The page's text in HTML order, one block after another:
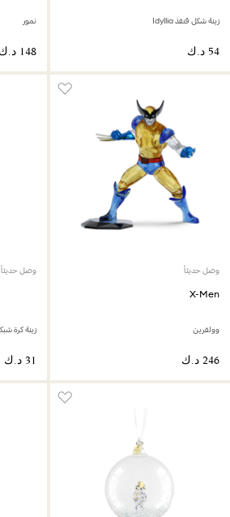
زينة شكل قنفذ Idyllia نمور
وصل حديثاً
X-Men
وولفرين
وصل حديثاً